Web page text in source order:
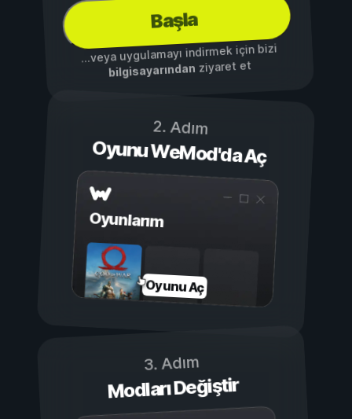
Başla
...veya uygulamayı indirmek için bizi
bilgisayarından ziyaret et
2. Adım
Oyunu WeMod'da Aç
Oyunlarım
Oyunu Aç
3. Adım
Modları Değiştir